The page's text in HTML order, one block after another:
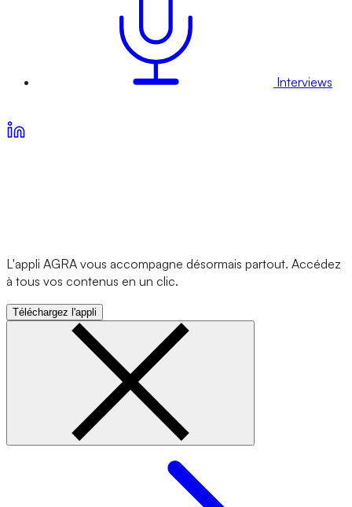
Interviews
L'appli AGRA vous accompagne désormais partout. Accédez
à tous vos contenus en un clic.
Téléchargez l'appli